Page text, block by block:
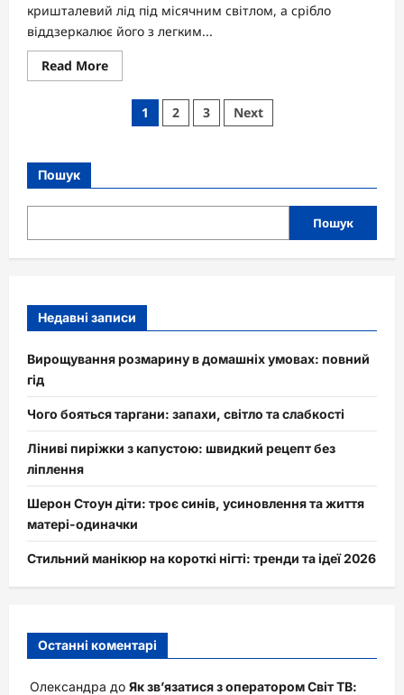
кришталевий лід під місячним світлом, а срібло
віддзеркалює його з легким...
Read MoreRead
more
відрізнити
біле
гід
для
Пагінація
1 2 3 Next
Пошук
Пошук
Недавні записи
Вирощування розмарину в домашніх умовах: повний
гід
Чого бояться таргани: запахи, світло та слабкості
Ліниві пиріжки з капустою: швидкий рецепт без
ліплення
Шерон Стоун діти: троє синів, усиновлення та життя
матері-одиначки
Стильний манікюр на короткі нігті: тренди та ідеї 2026
Останні коментарі
Олександра до Як зв’язатися з оператором Світ ТВ: